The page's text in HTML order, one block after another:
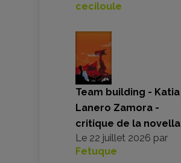
ceciloule
Team building - Katia
Lanero Zamora -
critique de la novella
Le 22 juillet 2026 par
Fetuque